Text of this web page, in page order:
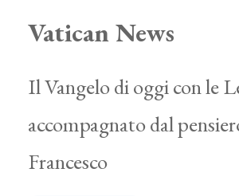
Vatican News
Il Vangelo di oggi con le
accompagnato dal
Francesco